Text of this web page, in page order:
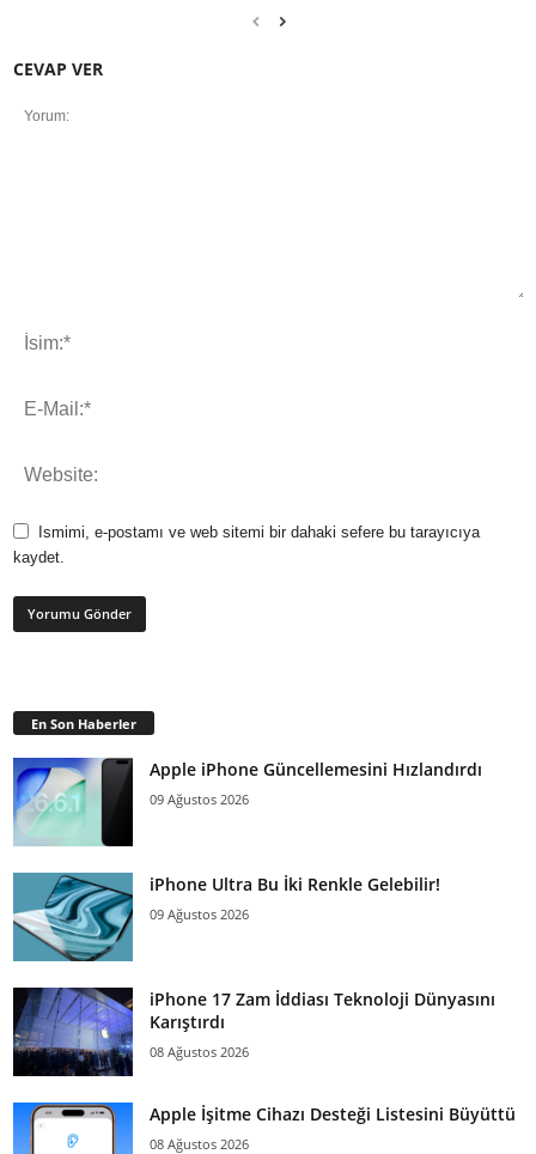
CEVAP VER
Ismimi, e-postamı ve web sitemi bir dahaki sefere bu tarayıcıya
kaydet.
En Son Haberler
Apple iPhone Güncellemesini Hızlandırdı
09 Ağustos 2026
iPhone Ultra Bu İki Renkle Gelebilir!
09 Ağustos 2026
iPhone 17 Zam İddiası Teknoloji Dünyasını
Karıştırdı
08 Ağustos 2026
Apple İşitme Cihazı Desteği Listesini Büyüttü
08 Ağustos 2026